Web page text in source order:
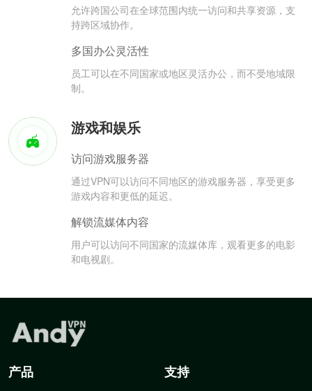
允许跨国公司在全球范围内统一访问和共享资源，支
持跨区域协作。
多国办公灵活性
员工可以在不同国家或地区灵活办公，而不受地域限
制。
游戏和娱乐
访问游戏服务器
通过VPN可以访问不同地区的游戏服务器，享受更多
游戏内容和更低的延迟。
解锁流媒体内容
用户可以访问不同国家的流媒体库，观看更多的电影
和电视剧。
产品 支持